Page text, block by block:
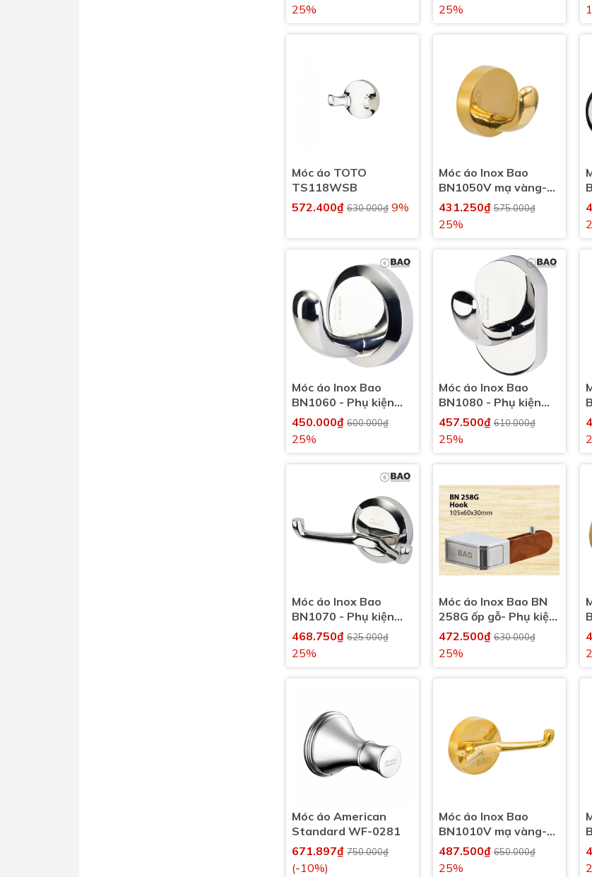
25% 25%
Móc áo TOTO
TS118WSB
572.400₫ 630.000₫ 9%
Móc áo Inox Bao
BN1050V mạ vàng-
Phụ kiện nhà vệ sinh,
nhà tắm
431.250₫575.000₫
25%
Móc áo Inox Bao
BN1060 - Phụ kiện
nhà vệ sinh, nhà tắm
450.000₫ 600.000₫
25%
Móc áo Inox Bao
BN1080 - Phụ kiện
nhà vệ sinh, nhà tắm
457.500₫610.000₫
25%
Móc áo Inox Bao
BN1070 - Phụ kiện
nhà vệ sinh, nhà tắm
468.750₫ 625.000₫
25%
Móc áo Inox Bao BN
258G ốp gỗ- Phụ kiện
nhà vệ sinh, nhà tắm
472.500₫630.000₫
25%
Móc áo American
Standard WF-0281
671.897₫ 750.000₫
(-10%)
Móc áo Inox Bao
BN1010V mạ vàng-
Phụ kiện nhà vệ sinh,
nhà tắm
487.500₫650.000₫
25%